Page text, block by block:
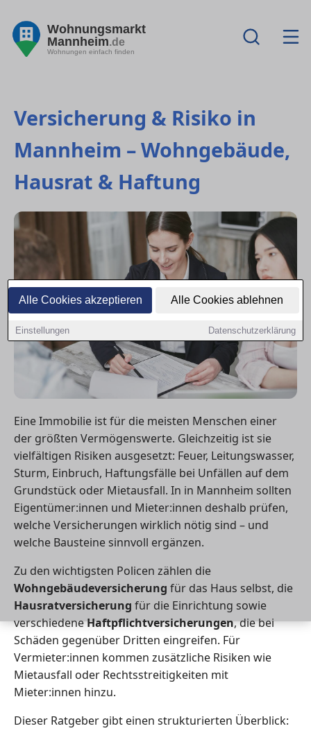
Alle Cookies akzeptieren Alle Cookies ablehnen
Einstellungen Datenschutzerklärung
Wohnungsmarkt
Mannheim.de
Wohnungen einfach finden
Versicherung & Risiko in
Mannheim – Wohngebäude,
Hausrat & Haftung
Eine Immobilie ist für die meisten Menschen einer
der größten Vermögenswerte. Gleichzeitig ist sie
vielfältigen Risiken ausgesetzt: Feuer, Leitungswasser,
Sturm, Einbruch, Haftungsfälle bei Unfällen auf dem
Grundstück oder Mietausfall. In in Mannheim sollten
Eigentümer:innen und Mieter:innen deshalb prüfen,
welche Versicherungen wirklich nötig sind – und
welche Bausteine sinnvoll ergänzen.
Zu den wichtigsten Policen zählen die
Wohngebäudeversicherung für das Haus selbst, die
Hausratversicherung für die Einrichtung sowie
verschiedeneHaftpflichtversicherungen, die bei
Schäden gegenüber Dritten eingreifen. Für
Vermieter:innen kommen zusätzliche Risiken wie
Mietausfall oder Rechtsstreitigkeiten mit
Mieter:innen hinzu.
Dieser Ratgeber gibt einen strukturierten Überblick: